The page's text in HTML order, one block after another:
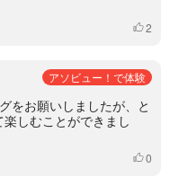
いいね
2
アソビュー！で体験
をお願いしましたが、と
しむことができまし
いいね
0